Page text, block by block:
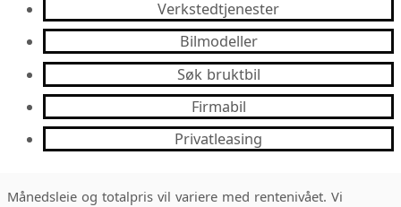
Verkstedtjenester
Bilmodeller
Søk bruktbil
Firmabil
Privatleasing
Månedsleie og totalpris vil variere med rentenivået. Vi